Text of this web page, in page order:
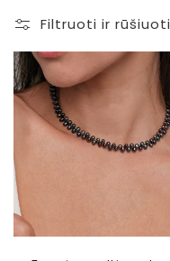
l
e
k
i
j
a
Filtruoti ir rūšiuoti